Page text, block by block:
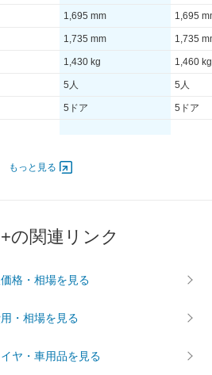
1,695 mm 1,695
1,735 mm 1,735
1,430 kg 1,460 kg
5人 5人
5ドア 5ドア
88S 185/65R15 88S 185/
12.2km/L
もっと見る
の関連リンク
格・相場を見る
・相場を見る
ヤ・車用品を見る